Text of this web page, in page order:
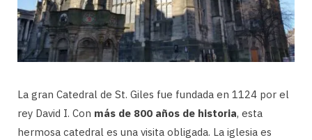
La gran Catedral de St. Giles fue fundada en 1124 por el
rey David I. Con más de 800 años de historia, esta
hermosa catedral es una visita obligada. La iglesia es